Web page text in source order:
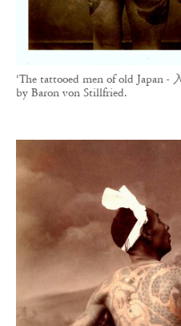
‘The tattooed men of old Japan -
by Baron von Stillfried.